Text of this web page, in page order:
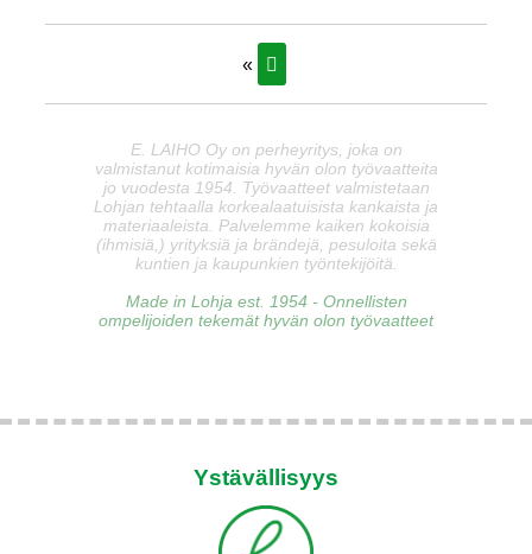
«
E. LAIHO Oy on perheyritys, joka on
valmistanut kotimaisia hyvän olon työvaatteita
jo vuodesta 1954. Työvaatteet valmistetaan
Lohjan tehtaalla korkealaatuisista kankaista ja
materiaaleista. Palvelemme kaiken kokoisia
(ihmisiä,) yrityksiä ja brändejä, pesuloita sekä
kuntien ja kaupunkien työntekijöitä.
Made in Lohja est. 1954 - Onnellisten
ompelijoiden tekemät hyvän olon työvaatteet
Ystävällisyys